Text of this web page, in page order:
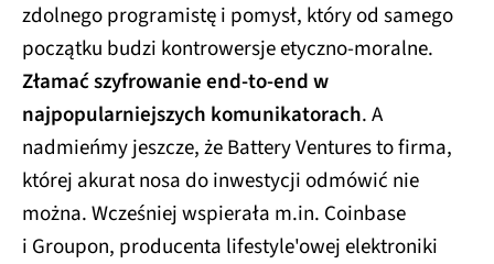
zdolnego programistę i pomysł, który od samego
początku budzi kontrowersje etyczno-moralne.
Złamać szyfrowanie end-to-end w
najpopularniejszych komunikatorach. A
nadmieńmy jeszcze, że Battery Ventures to firma,
której akurat nosa do inwestycji odmówić nie
można. Wcześniej wspierała m.in. Coinbase
i Groupon, producenta lifestyle'owej elektroniki